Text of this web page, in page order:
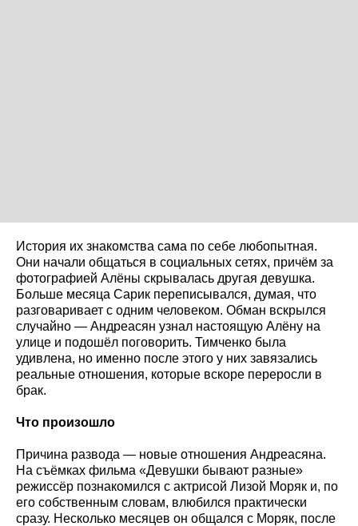
История их знакомства сама по себе любопытная.
Они начали общаться в социальных сетях, причём за
фотографией Алёны скрывалась другая девушка.
Больше месяца Сарик переписывался, думая, что
разговаривает с одним человеком. Обман вскрылся
случайно — Андреасян узнал настоящую Алёну на
улице и подошёл поговорить. Тимченко была
удивлена, но именно после этого у них завязались
реальные отношения, которые вскоре переросли в
брак.
Что произошло
Причина развода — новые отношения Андреасяна.
На съёмках фильма «Девушки бывают разные»
режиссёр познакомился с актрисой Лизой Моряк и, по
его собственным словам, влюбился практически
сразу. Несколько месяцев он общался с Моряк, после